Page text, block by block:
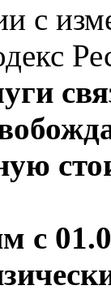
с
с